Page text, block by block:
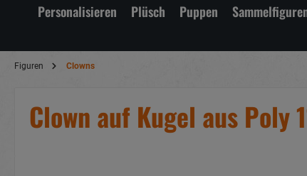
Personalisieren
Plüsch Puppen
Figuren Clowns
Clown auf Kugel aus Poly